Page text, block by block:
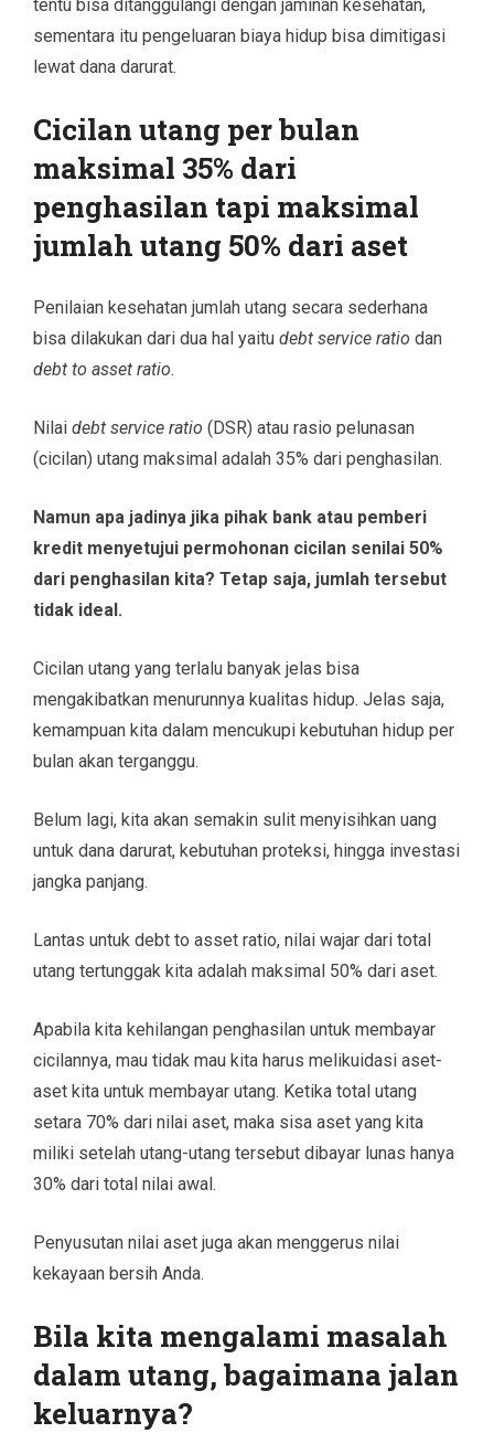
tentu bisa ditanggulangi dengan jaminan kesehatan,
sementara itu pengeluaran biaya hidup bisa dimitigasi
lewat dana darurat.
Cicilan utang per bulan
maksimal 35% dari
penghasilan tapi maksimal
jumlah utang 50% dari aset
Penilaian kesehatan jumlah utang secara sederhana
bisa dilakukan dari dua hal yaitu debt service ratio dan
debt to asset ratio.
Nilai debt service ratio (DSR) atau rasio pelunasan
(cicilan) utang maksimal adalah 35% dari penghasilan.
Namun apa jadinya jika pihak bank atau pemberi
kredit menyetujui permohonan cicilan senilai 50%
dari penghasilan kita? Tetap saja, jumlah tersebut
tidak ideal.
Cicilan utang yang terlalu banyak jelas bisa
mengakibatkan menurunnya kualitas hidup. Jelas saja,
kemampuan kita dalam mencukupi kebutuhan hidup per
bulan akan terganggu.
Belum lagi, kita akan semakin sulit menyisihkan uang
untuk dana darurat, kebutuhan proteksi, hingga investasi
jangka panjang.
Lantas untuk debt to asset ratio, nilai wajar dari total
utang tertunggak kita adalah maksimal 50% dari aset.
Apabila kita kehilangan penghasilan untuk membayar
cicilannya, mau tidak mau kita harus melikuidasi aset-
aset kita untuk membayar utang. Ketika total utang
setara 70% dari nilai aset, maka sisa aset yang kita
miliki setelah utang-utang tersebut dibayar lunas hanya
30% dari total nilai awal.
Penyusutan nilai aset juga akan menggerus nilai
kekayaan bersih Anda.
Bila kita mengalami masalah
dalam utang, bagaimana jalan
keluarnya?